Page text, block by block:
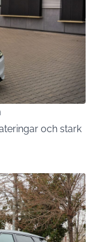
och stark